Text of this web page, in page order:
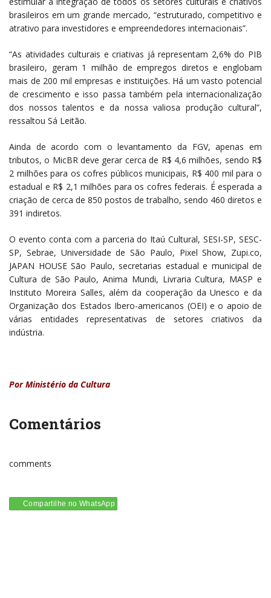
brasileiros em um grande mercado, “estruturado, competitivo e
atrativo para investidores e empreendedores internacionais”.
“As atividades culturais e criativas já representam 2,6% do PIB
brasileiro, geram 1 milhão de empregos diretos e englobam
mais de 200 mil empresas e instituições. Há um vasto potencial
de crescimento e isso passa também pela internacionalização
dos nossos talentos e da nossa valiosa produção cultural”,
ressaltou Sá Leitão.
Ainda de acordo com o levantamento da FGV, apenas em
tributos, o MicBR deve gerar cerca de R$ 4,6 milhões, sendo R$
2 milhões para os cofres públicos municipais, R$ 400 mil para o
estadual e R$ 2,1 milhões para os cofres federais. É esperada a
criação de cerca de 850 postos de trabalho, sendo 460 diretos e
391 indiretos.
O evento conta com a parceria do Itaú Cultural, SESI-SP, SESC-
SP, Sebrae, Universidade de São Paulo, Pixel Show, Zupi.co,
JAPAN HOUSE São Paulo, secretarias estadual e municipal de
Cultura de São Paulo, Anima Mundi, Livraria Cultura, MASP e
Instituto Moreira Salles, além da cooperação da Unesco e da
Organização dos Estados Ibero-americanos (OEI) e o apoio de
várias entidades representativas de setores criativos da
indústria.
Por Ministério da Cultura
Comentários
comments
Compartilhe no WhatsApp